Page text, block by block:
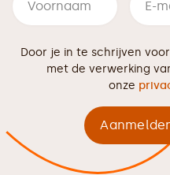
Door je in te schrijven
met de verwerking
onze